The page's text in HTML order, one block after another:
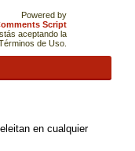
Powered by
Script
aceptando la
de Uso.
en cualquier